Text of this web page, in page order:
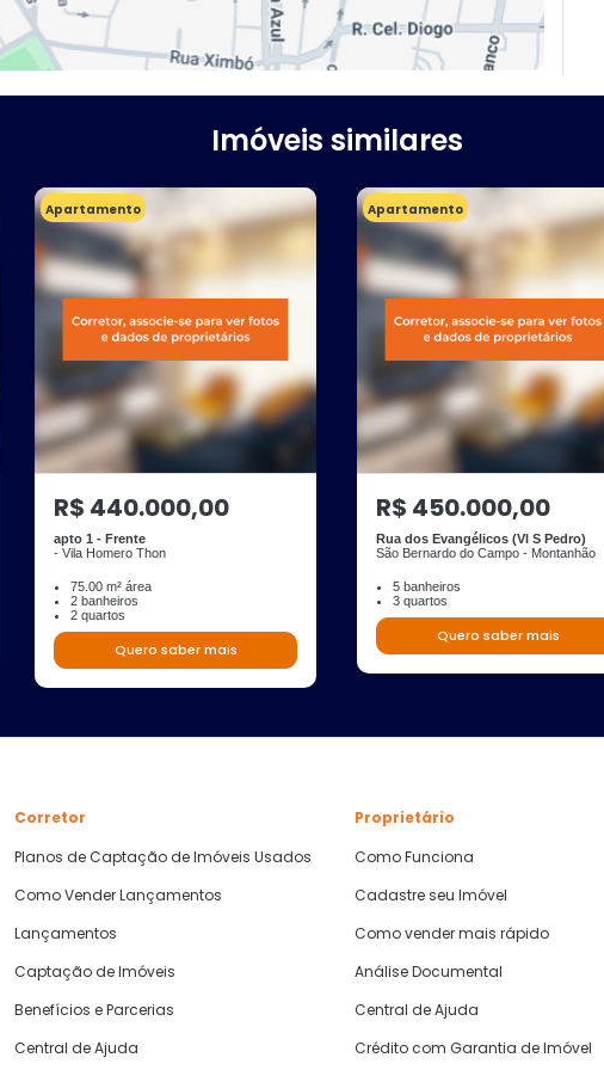
Imóveis similares
Apartamento
R$ 440.000,00
apto 1 - Frente
- Vila Homero Thon
75.00 m² área
2 banheiros
2 quartos
Quero saber mais
Apartamento
R$ 450.000,00
Rua dos Evangélicos (Vl S Pedro)
São Bernardo do Campo - Montanhão
5 banheiros
3 quartos
Quero saber mais
Corretor
Planos de Captação de Imóveis Usados
Como Vender Lançamentos
Lançamentos
Captação de Imóveis
Benefícios e Parcerias
Central de Ajuda
Proprietário
Como Funciona
Cadastre seu Imóvel
Como vender mais rápido
Análise Documental
Central de Ajuda
Crédito com Garantia de Imóvel